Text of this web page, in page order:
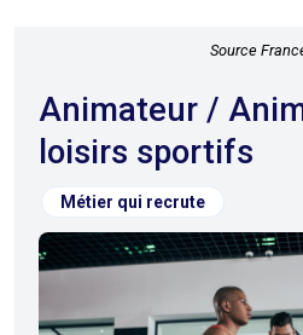
Source
Animateur / Animatrice de
loisirs sportifs
Métier qui recrute